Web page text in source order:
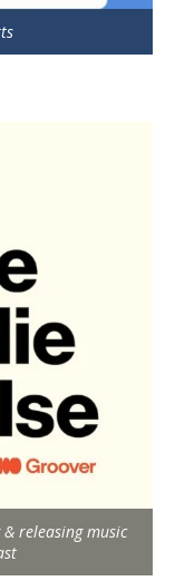
releasing music